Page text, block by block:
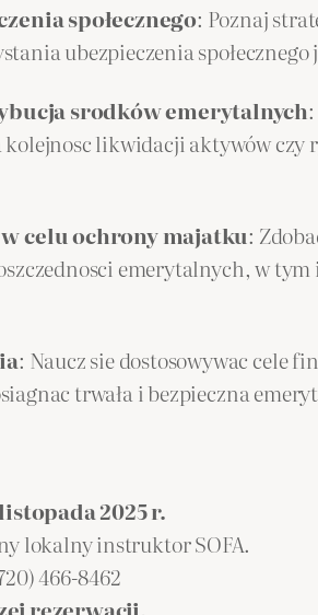
społecznego: Poznaj
ubezpieczenia
srodków emerytalnych
likwidacji aktywów
celu ochrony majatku:
emerytalnych, w
: Naucz sie dostosowywac cele
trwała i bezpieczna
2025 r.
lokalny instruktor SOFA.
466-8462
rezerwacji.